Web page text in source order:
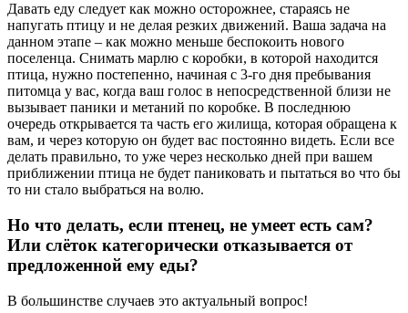
Давать еду следует как можно осторожнее, стараясь не
напугать птицу и не делая резких движений. Ваша задача на
данном этапе – как можно меньше беспокоить нового
поселенца. Снимать марлю с коробки, в которой находится
птица, нужно постепенно, начиная с 3-го дня пребывания
питомца у вас, когда ваш голос в непосредственной близи не
вызывает паники и метаний по коробке. В последнюю
очередь открывается та часть его жилища, которая обращена к
вам, и через которую он будет вас постоянно видеть. Если все
делать правильно, то уже через несколько дней при вашем
приближении птица не будет паниковать и пытаться во что бы
то ни стало выбраться на волю.
Но что делать, если птенец, не умеет есть сам?
Или слёток категорически отказывается от
предложенной ему еды?
В большинстве случаев это актуальный вопрос!